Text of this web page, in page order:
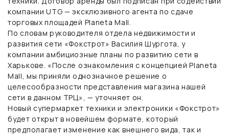
компании UTG — эксклюзивного агента по сдаче
торговых площадей Planeta Mall.
По словам руководителя отдела недвижимости и
развития сети «Фокстрот» Василия Шургота, у
компании амбициозные планы по развитию сети в
Харькове. «После ознакомления с концепцией Planeta
Mall, мы приняли однозначное решение о
целесообразности представления магазина нашей
сети в данном ТРЦ», — уточняет он.
Новый супермаркет техники и электроники «Фокстрот»
будет открыт в новейшем формате, который
предполагает изменение как внешнего вида, так и